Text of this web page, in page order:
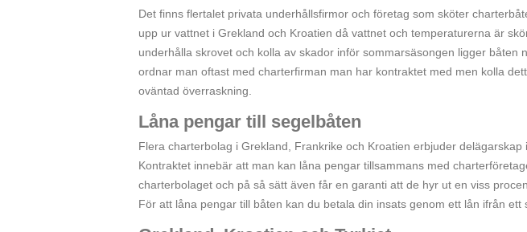
Det finns flertalet privata underhållsfirmor och företag som sköter
upp ur vattnet i Grekland och Kroatien då vattnet och temperaturerna är
underhålla skrovet och kolla av skador inför sommarsäsongen ligger båten
ordnar man oftast med charterfirman man har kontraktet med men kolla
oväntad överraskning.
Låna pengar till segelbåten
Flera charterbolag i Grekland, Frankrike och Kroatien erbjuder delägarskap
Kontraktet innebär att man kan låna pengar tillsammans med
charterbolaget och på så sätt även får en garanti att de hyr ut en viss
För att låna pengar till båten kan du betala din insats genom ett lån ifrån ett